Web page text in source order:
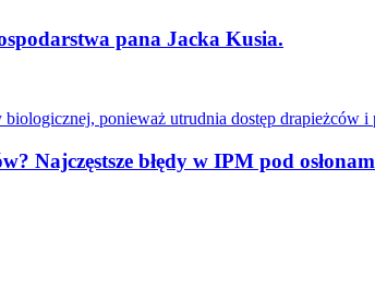
pana Jacka Kusia.
Najczęstsze błędy w IPM pod